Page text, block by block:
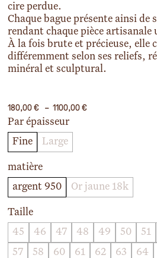
cire perdue.
Chaque bague présente ainsi
rendant chaque pièce artisanale
À la fois brute et précieuse, elle
différemment selon ses reliefs,
minéral et sculptural.
180,00€ – 1100,00€
Par épaisseur
Fine
Large
matière
argent 950
Or jaune 18k
Taille
45
46 47 48 49 50 51
57
58 60 61 62 63 64